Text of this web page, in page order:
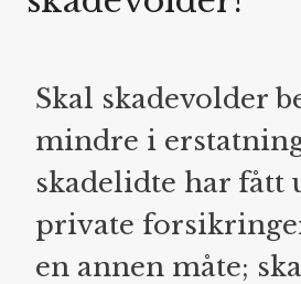
Skal skadevolder
mindre i
skadelidte har fått
private
en annen måte;